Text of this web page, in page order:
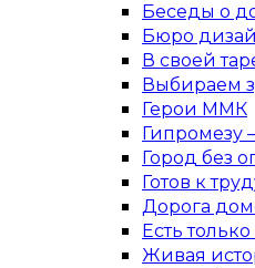
Беседы о
Бюро
В своей
Выбираем
Герои ММК
Гипромезу
Город без
Готов к
Дорога
Есть только
Живая